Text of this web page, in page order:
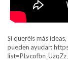
Si queréis más
pueden ayudar: